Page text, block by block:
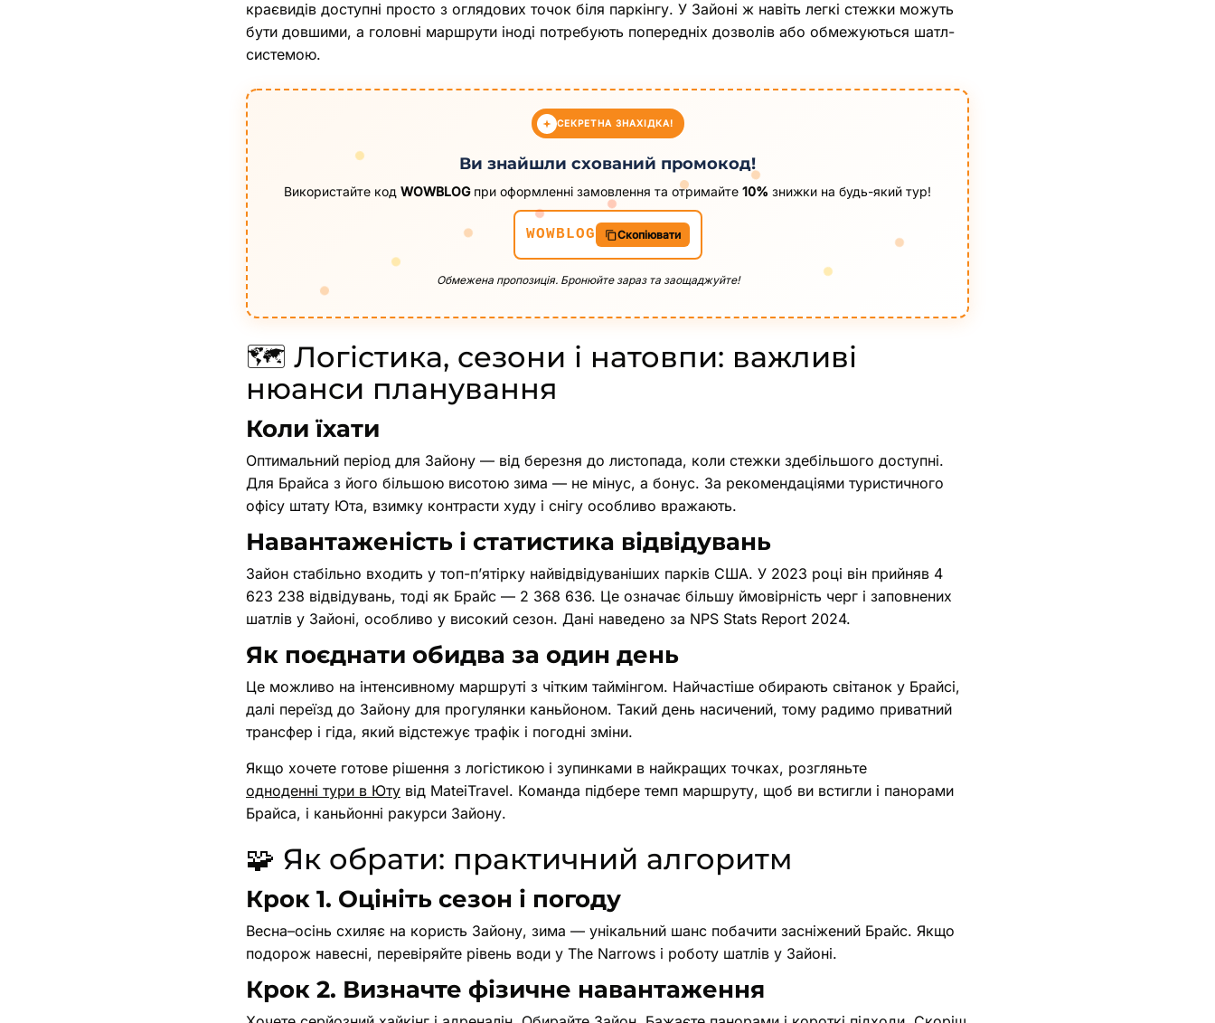
краєвидів доступні просто з оглядових точок біля паркінгу. У Зайоні ж навіть легкі стежки можуть
бути довшими, а головні маршрути іноді потребують попередніх дозволів або обмежуються шатл-
системою.
СЕКРЕТНА ЗНАХІДКА!
Ви знайшли схований промокод!
Використайте код WOWBLOGпри оформленні замовлення та отримайте 10% знижки на будь-який тур!
WOWBLOG Скопіювати
Обмежена пропозиція. Бронюйте зараз та заощаджуйте!
🗺️ Логістика, сезони і натовпи: важливі
нюанси планування
Коли їхати
Оптимальний період для Зайону — від березня до листопада, коли стежки здебільшого доступні.
Для Брайса з його більшою висотою зима — не мінус, а бонус. За рекомендаціями туристичного
офісу штату Юта, взимку контрасти худу і снігу особливо вражають.
Навантаженість і статистика відвідувань
Зайон стабільно входить у топ-п’ятірку найвідвідуваніших парків США. У 2023 році він прийняв 4
623 238 відвідувань, тоді як Брайс — 2 368 636. Це означає більшу ймовірність черг і заповнених
шатлів у Зайоні, особливо у високий сезон. Дані наведено за NPS Stats Report 2024.
Як поєднати обидва за один день
Це можливо на інтенсивному маршруті з чітким таймінгом. Найчастіше обирають світанок у Брайсі,
далі переїзд до Зайону для прогулянки каньйоном. Такий день насичений, тому радимо приватний
трансфер і гіда, який відстежує трафік і погодні зміни.
Якщо хочете готове рішення з логістикою і зупинками в найкращих точках, розгляньте
одноденні тури в Юту від MateiTravel. Команда підбере темп маршруту, щоб ви встигли і панорами
Брайса, і каньйонні ракурси Зайону.
🧩 Як обрати: практичний алгоритм
Крок 1. Оцініть сезон і погоду
Весна–осінь схиляє на користь Зайону, зима — унікальний шанс побачити засніжений Брайс. Якщо
подорож навесні, перевіряйте рівень води у The Narrows і роботу шатлів у Зайоні.
Крок 2. Визначте фізичне навантаження